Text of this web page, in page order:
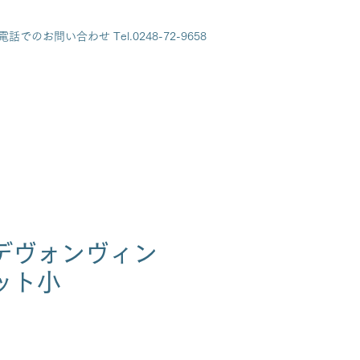
話でのお問い合わせ Tel.0248-72-9658
ヴォンヴィン
ト小